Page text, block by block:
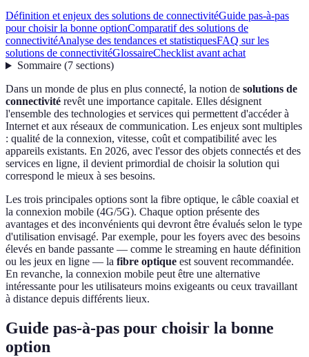
Définition et enjeux des solutions de connectivitéGuide pas-à-pas
pour choisir la bonne optionComparatif des solutions de
connectivitéAnalyse des tendances et statistiquesFAQ sur les
solutions de connectivitéGlossaireChecklist avant achat
Sommaire(7 sections)
Dans un monde de plus en plus connecté, la notion de solutions de
connectivité revêt une importance capitale. Elles désignent
l'ensemble des technologies et services qui permettent d'accéder à
Internet et aux réseaux de communication. Les enjeux sont multiples
: qualité de la connexion, vitesse, coût et compatibilité avec les
appareils existants. En 2026, avec l'essor des objets connectés et des
services en ligne, il devient primordial de choisir la solution qui
correspond le mieux à ses besoins.
Les trois principales options sont la fibre optique, le câble coaxial et
la connexion mobile (4G/5G). Chaque option présente des
avantages et des inconvénients qui devront être évalués selon le type
d'utilisation envisagé. Par exemple, pour les foyers avec des besoins
élevés en bande passante — comme le streaming en haute définition
ou les jeux en ligne — la fibre optique est souvent recommandée.
En revanche, la connexion mobile peut être une alternative
intéressante pour les utilisateurs moins exigeants ou ceux travaillant
à distance depuis différents lieux.
Guide pas-à-pas pour choisir la bonne
option